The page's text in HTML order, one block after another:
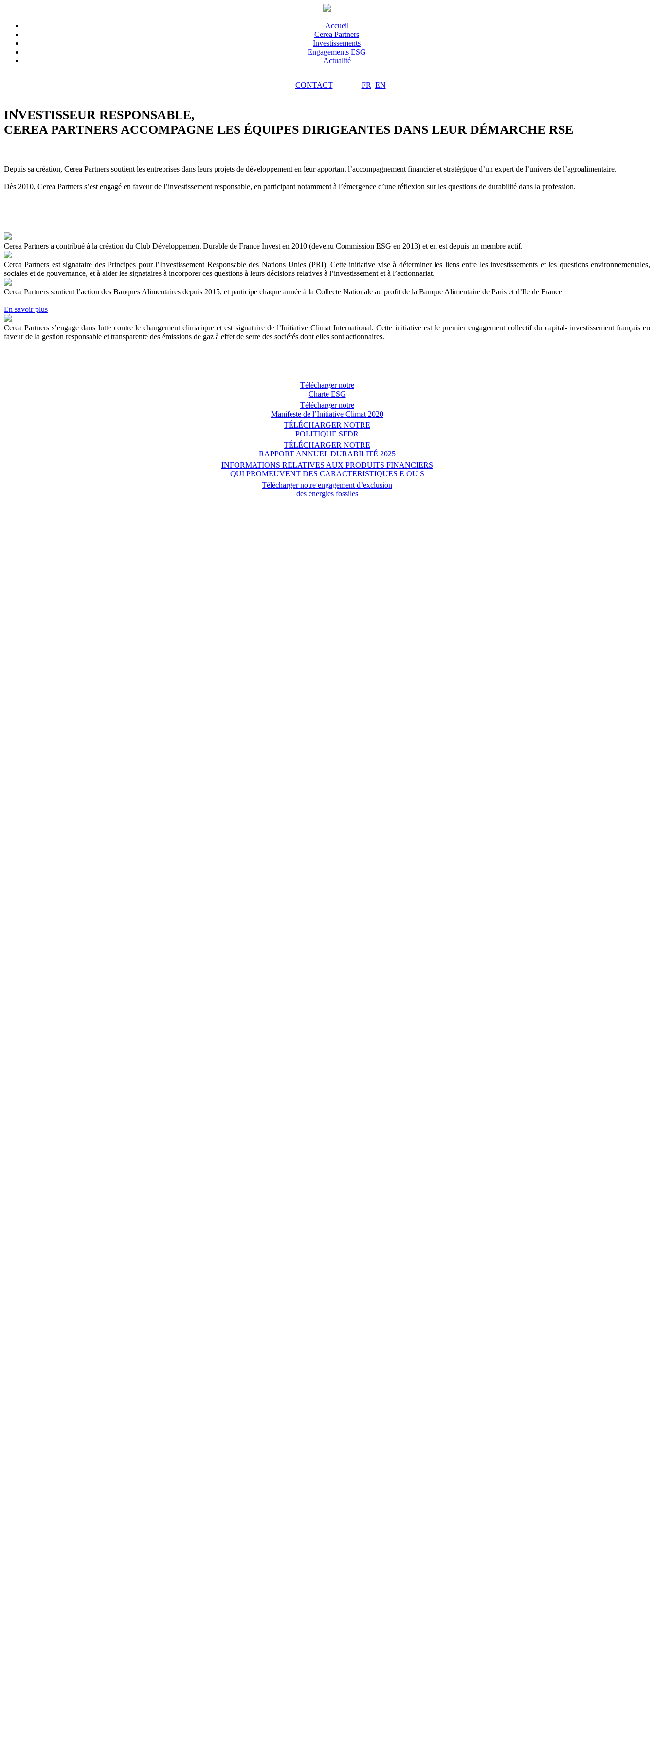
Accueil
Cerea Partners
Investissements
Engagements ESG
Actualité
CONTACT FR EN
INVESTISSEUR RESPONSABLE,
CEREA PARTNERS ACCOMPAGNE LES ÉQUIPES DIRIGEANTES DANS LEUR DÉMARCHE RSE
Depuis sa création, Cerea Partners soutient les entreprises dans leurs projets de développement en leur apportant l’accompagnement financier et stratégique d’un expert de l’univers de l’agroalimentaire.
Dès 2010, Cerea Partners s’est engagé en faveur de l’investissement responsable, en participant notamment à l’émergence d’une réflexion sur les questions de durabilité dans la profession.
Cerea Partners a contribué à la création du Club Développement Durable de France Invest en 2010 (devenu Commission ESG en 2013) et en est depuis un membre actif.
Cerea Partners est signataire des Principes pour l’Investissement Responsable des Nations Unies (PRI). Cette initiative vise à déterminer les liens entre les investissements et les questions environnementales,
sociales et de gouvernance, et à aider les signataires à incorporer ces questions à leurs décisions relatives à l’investissement et à l’actionnariat.
Cerea Partners soutient l’action des Banques Alimentaires depuis 2015, et participe chaque année à la Collecte Nationale au profit de la Banque Alimentaire de Paris et d’Ile de France.
En savoir plus
Cerea Partners s’engage dans lutte contre le changement climatique et est signataire de l’Initiative Climat International. Cette initiative est le premier engagement collectif du capital- investissement français en
faveur de la gestion responsable et transparente des émissions de gaz à effet de serre des sociétés dont elles sont actionnaires.
Télécharger notre
Charte ESG
Télécharger notre
Manifeste de l’Initiative Climat 2020
TÉLÉCHARGER NOTRE
POLITIQUE SFDR
TÉLÉCHARGER NOTRE
RAPPORT ANNUEL DURABILITÉ 2025
INFORMATIONS RELATIVES AUX PRODUITS FINANCIERS
QUI PROMEUVENT DES CARACTERISTIQUES E OU S
Télécharger notre engagement d’exclusion
des énergies fossiles